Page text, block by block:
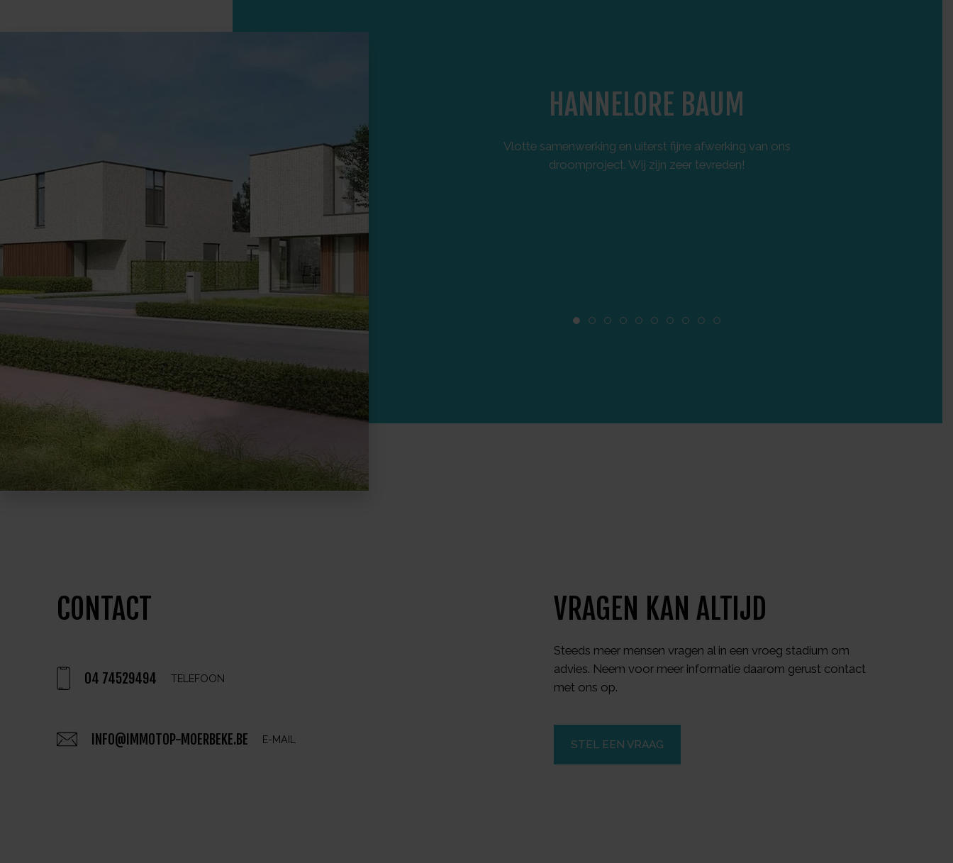
HANNELORE BAUM
Vlotte samenwerking en uiterst fijne afwerking van ons
droomproject. Wij zijn zeer tevreden!
CONTACT
04 74529494 TELEFOON
INFO@IMMOTOP-MOERBEKE.BE E-MAIL
VRAGEN KAN ALTIJD
Steeds meer mensen vragen al in een vroeg stadium om
advies. Neem voor meer informatie daarom gerust contact
met ons op.
STEL EEN VRAAG